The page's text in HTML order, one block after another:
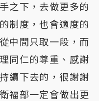
之下，去做更多的
制度，也會適度的
中間只取一段，而
同仁的尊重、感謝
續下去的，很謝謝
福部一定會做出更